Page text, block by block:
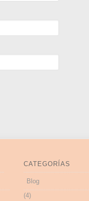
CATEGORÍAS
Blog
(4)